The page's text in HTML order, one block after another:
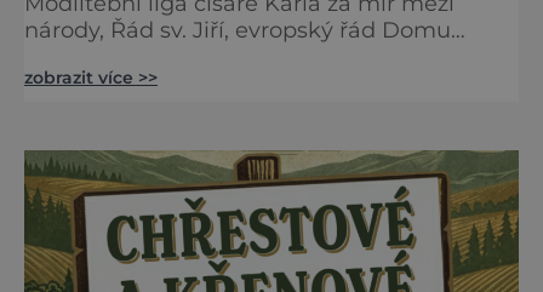
národy, Řád sv. Jiří, evropský řád Domu
vojensko-historických skupin a Národní
proběhne v sobotu 16. května v Brandýs nad
Labem-Staré Boleslavi. Akci již tradičně
zahájíme přivítáním historick
zobrazit více >>